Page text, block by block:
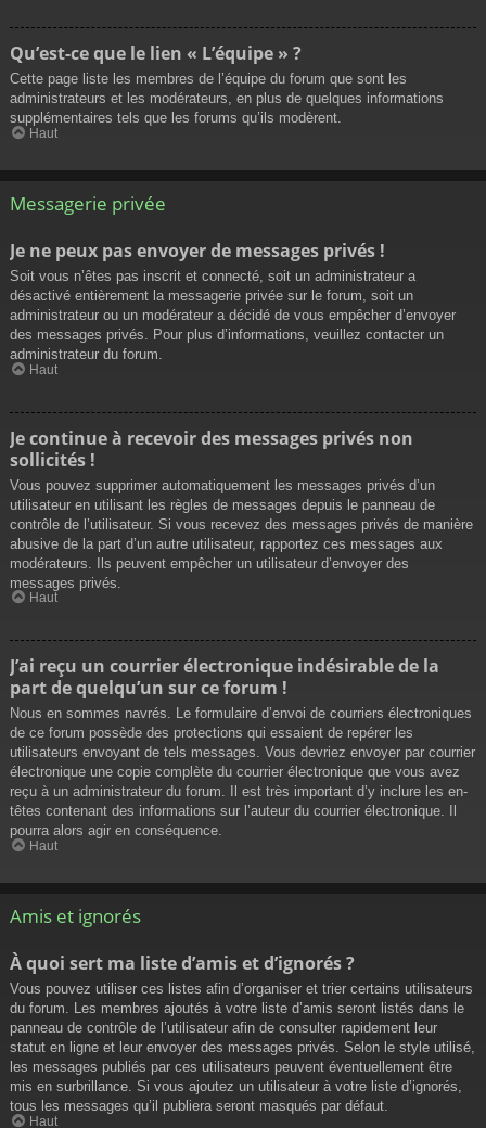
Qu’est-ce que le lien « L’équipe » ?
Cette page liste les membres de l’équipe du forum que sont les
administrateurs et les modérateurs, en plus de quelques informations
supplémentaires tels que les forums qu’ils modèrent.
Haut
Messagerie privée
Je ne peux pas envoyer de messages privés !
Soit vous n’êtes pas inscrit et connecté, soit un administrateur a
désactivé entièrement la messagerie privée sur le forum, soit un
administrateur ou un modérateur a décidé de vous empêcher d’envoyer
des messages privés. Pour plus d’informations, veuillez contacter un
administrateur du forum.
Haut
Je continue à recevoir des messages privés non
sollicités !
Vous pouvez supprimer automatiquement les messages privés d’un
utilisateur en utilisant les règles de messages depuis le panneau de
contrôle de l’utilisateur. Si vous recevez des messages privés de manière
abusive de la part d’un autre utilisateur, rapportez ces messages aux
modérateurs. Ils peuvent empêcher un utilisateur d’envoyer des
messages privés.
Haut
J’ai reçu un courrier électronique indésirable de la
part de quelqu’un sur ce forum !
Nous en sommes navrés. Le formulaire d’envoi de courriers électroniques
de ce forum possède des protections qui essaient de repérer les
utilisateurs envoyant de tels messages. Vous devriez envoyer par courrier
électronique une copie complète du courrier électronique que vous avez
reçu à un administrateur du forum. Il est très important d’y inclure les en-
têtes contenant des informations sur l’auteur du courrier électronique. Il
pourra alors agir en conséquence.
Haut
Amis et ignorés
À quoi sert ma liste d’amis et d’ignorés ?
Vous pouvez utiliser ces listes afin d’organiser et trier certains utilisateurs
du forum. Les membres ajoutés à votre liste d’amis seront listés dans le
panneau de contrôle de l’utilisateur afin de consulter rapidement leur
statut en ligne et leur envoyer des messages privés. Selon le style utilisé,
les messages publiés par ces utilisateurs peuvent éventuellement être
mis en surbrillance. Si vous ajoutez un utilisateur à votre liste d’ignorés,
tous les messages qu’il publiera seront masqués par défaut.
Haut